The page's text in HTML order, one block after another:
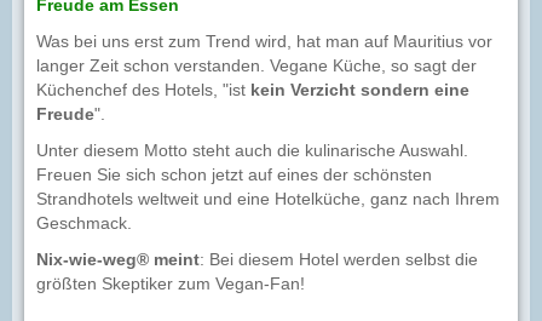
Freude am Essen
Was bei uns erst zum Trend wird, hat man auf Mauritius vor
langer Zeit schon verstanden. Vegane Küche, so sagt der
Küchenchef des Hotels, "ist kein Verzicht sondern eine
Freude".
Unter diesem Motto steht auch die kulinarische Auswahl.
Freuen Sie sich schon jetzt auf eines der schönsten
Strandhotels weltweit und eine Hotelküche, ganz nach Ihrem
Geschmack.
Nix-wie-weg® meint: Bei diesem Hotel werden selbst die
größten Skeptiker zum Vegan-Fan!